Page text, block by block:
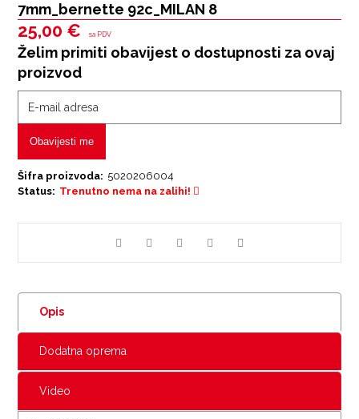
7mm_bernette 92c_MILAN 8
25,00 € sa PDV
Želim primiti obavijest o dostupnosti za ovaj
proizvod
Obavijesti me
Šifra proizvoda: 5020206004
Status: Trenutno nema na zalihi!
Opis
Dodatna oprema
Video